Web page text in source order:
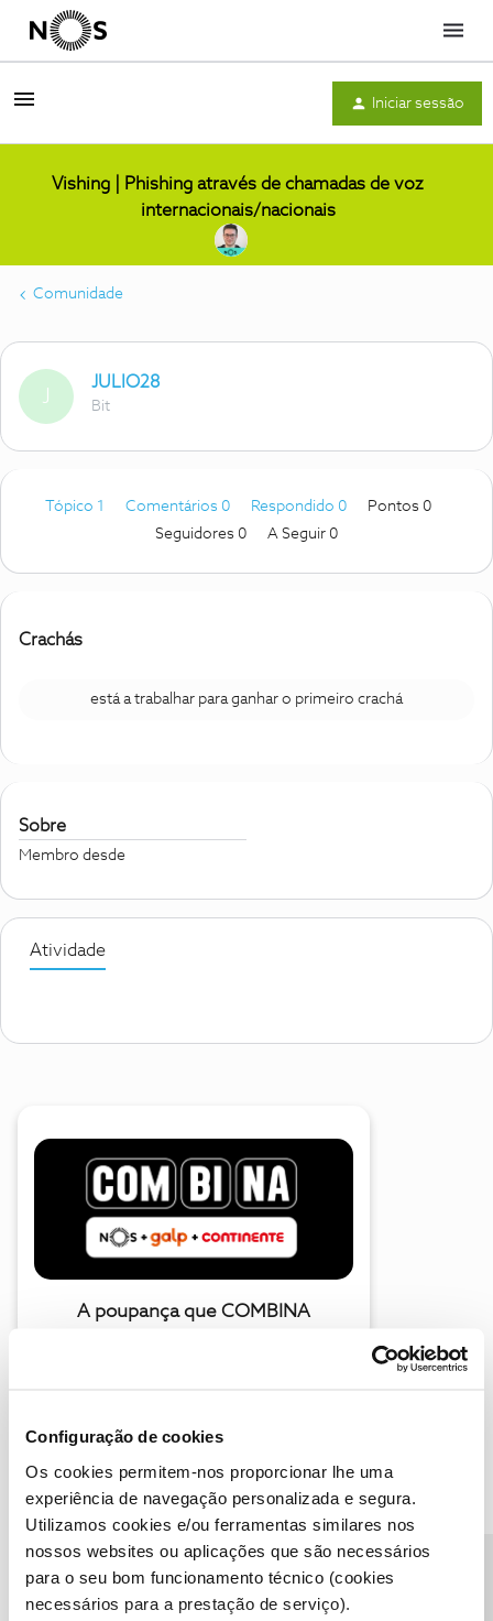
Configuração de cookies
Os cookies permitem-nos proporcionar lhe uma
experiência de navegação personalizada e segura.
Utilizamos cookies e/ou ferramentas similares nos
nossos websites ou aplicações que são necessários
para o seu bom funcionamento técnico (cookies
necessários para a prestação de serviço).
Menu
Iniciar sessão
Vishing | Phishing através de chamadas de voz
internacionais/nacionais
Comunidade
J
JULIO28
Bit
Tópico 1 Comentários 0 Respondido 0
Pontos 0
Seguidores 0 A Seguir 0
Crachás
está a trabalhar para ganhar o primeiro crachá
Sobre
Membro desde
Atividade
A poupança que COMBINA
Descubra as novidades de junho